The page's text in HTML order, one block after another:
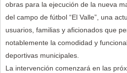
obras para la ejecución de la nueva
del campo de fútbol “El Valle”, una
usuarios, familias y aficionados que
notablemente la comodidad y
deportivas municipales.
La intervención comenzará en las